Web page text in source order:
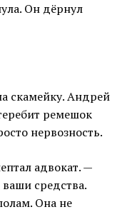
Он дёрнул
скамейку. Андрей
ремешок
нервозность.
адвокат. —
средства.
Она не